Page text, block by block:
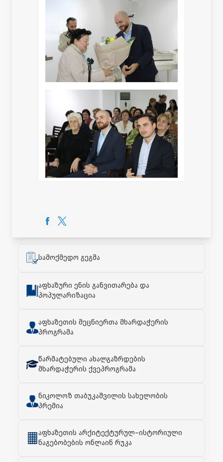
სამოქმედო გეგმა
აფხაზური ენის განვითარება და
პოპულარიზაცია
აფხაზეთის მეცნიერთა მხარდაჭერის
პროგრამა
წარმატებული ახალგაზრდების
მხარდაჭერის ქვეპროგრამა
ნიკოლოზ თაბუკაშვილის სახელობის
პრემია
აფხაზეთის არქიტექტურულ–ისტორიული
ნაგებობების ონლაინ რუკა